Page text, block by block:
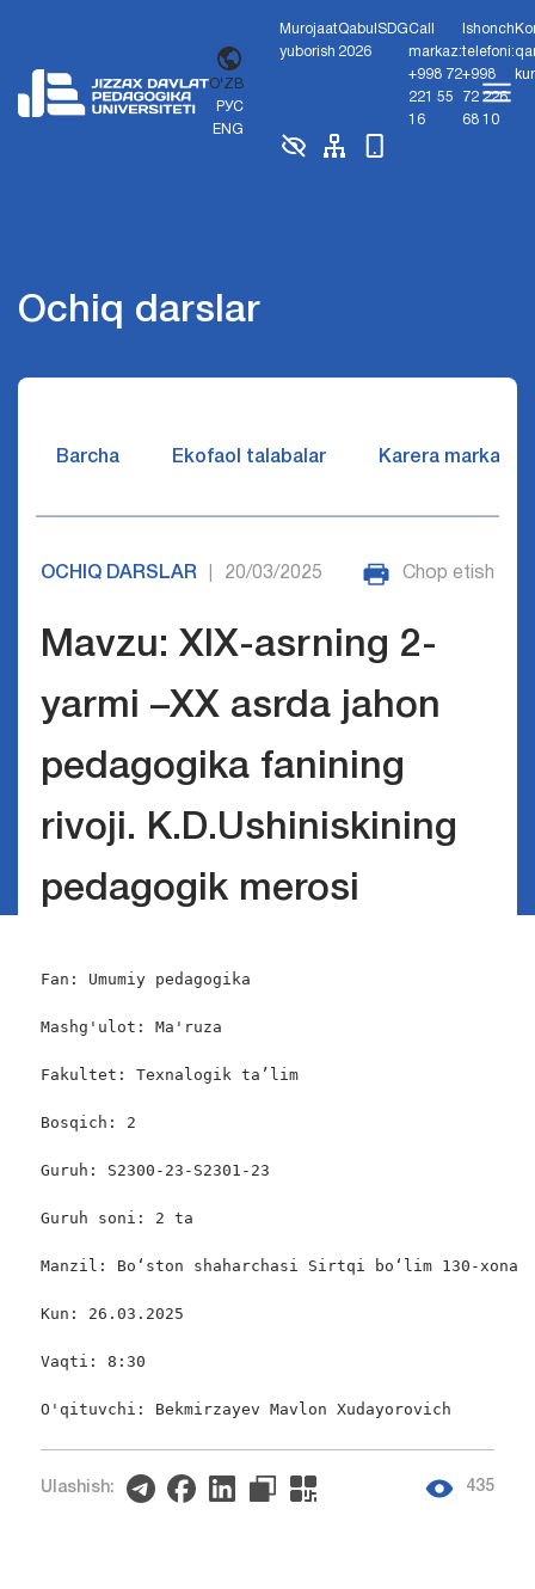
O'ZB
РУС
ENG
Murojaat
yuborish
Qabul
2026
SDGCall
markaz:
+998 72
221 55
16
Ishonch
telefoni:
+998
72 226
68 10
Ochiq darslar
Barcha Ekofaol talabalar Karera markazi
OCHIQ DARSLAR 20/03/2025 Chop etish
Mavzu: XIX-asrning 2-
yarmi –XX asrda jahon
pedagogika fanining
rivoji. K.D.Ushiniskining
pedagogik merosi
Fan: Umumiy pedagogika
Mashg'ulot: Ma'ruza
Fakultet: Texnalogik ta’lim
Bosqich: 2
Guruh: S2300-23-S2301-23
Guruh soni: 2 ta
Manzil: Bo‘ston shaharchasi Sirtqi bo‘lim 130-xona
Kun: 26.03.2025
Vaqti: 8:30
O'qituvchi: Bekmirzayev Mavlon Xudayorovich
Ulashish: 435